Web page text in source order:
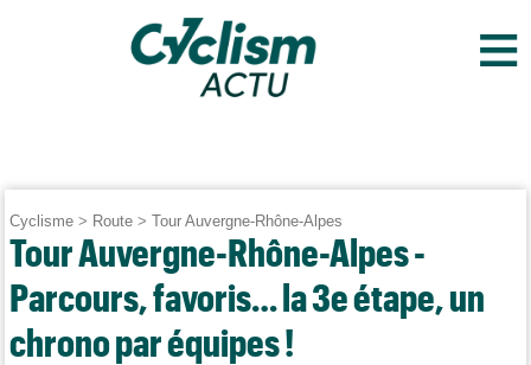
≡
Cyclisme > Route >Tour Auvergne-Rhône-Alpes
Tour Auvergne-Rhône-Alpes -
Parcours, favoris… la 3e étape, un
chrono par équipes !